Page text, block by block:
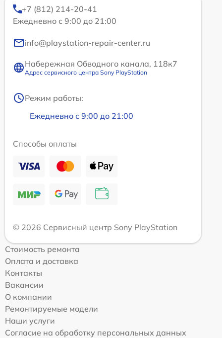
+7 (812) 214-20-41
Ежедневно с 9:00 до 21:00
info@playstation-repair-center.ru
Набережная Обводного канала, 118к7
Адрес сервисного центра Sony PlayStation
Режим работы:
Ежедневно с 9:00 до 21:00
Способы оплаты
© 2026 Сервисный центр Sony PlayStation
Стоимость ремонта
Оплата и доставка
Контакты
Вакансии
О компании
Ремонтируемые модели
Наши услуги
Согласие на обработку персональных данных